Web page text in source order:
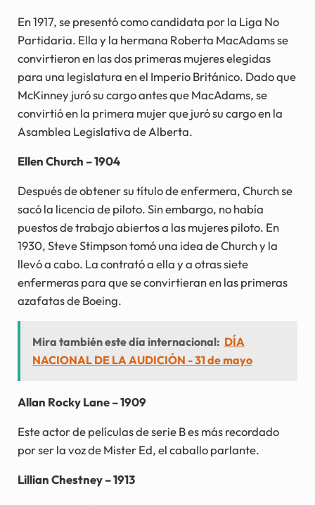
En 1917, se presentó como candidata por la Liga No
Partidaria. Ella y la hermana Roberta MacAdams se
convirtieron en las dos primeras mujeres elegidas
para una legislatura en el Imperio Británico. Dado que
McKinney juró su cargo antes que MacAdams, se
convirtió en la primera mujer que juró su cargo en la
Asamblea Legislativa de Alberta.
Ellen Church – 1904
Después de obtener su título de enfermera, Church se
sacó la licencia de piloto. Sin embargo, no había
puestos de trabajo abiertos a las mujeres piloto. En
1930, Steve Stimpson tomó una idea de Church y la
llevó a cabo. La contrató a ella y a otras siete
enfermeras para que se convirtieran en las primeras
azafatas de Boeing.
Mira también este día internacional: DÍA
NACIONAL DE LA AUDICIÓN - 31 de mayo
Allan Rocky Lane – 1909
Este actor de películas de serie B es más recordado
por ser la voz de Mister Ed, el caballo parlante.
Lillian Chestney – 1913